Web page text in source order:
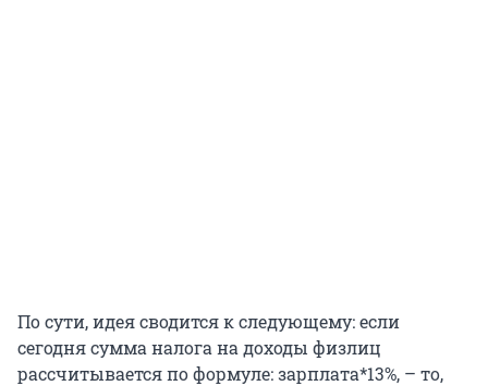
По сути, идея сводится к следующему: если
сегодня сумма налога на доходы физлиц
рассчитывается по формуле: зарплата*13%, – то,